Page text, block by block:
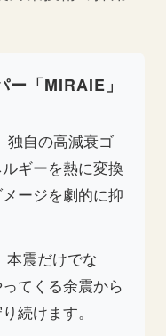
「MIRAIE」
独自の高減衰ゴ
ギーを熱に変換
ージを劇的に抑
本震だけでな
てくる余震から
続けます。